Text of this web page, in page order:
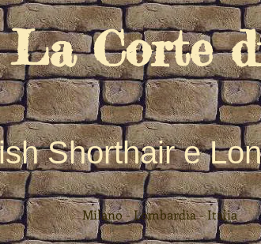
La Corte
Shorthair e
Milano - Lombardia - Italia